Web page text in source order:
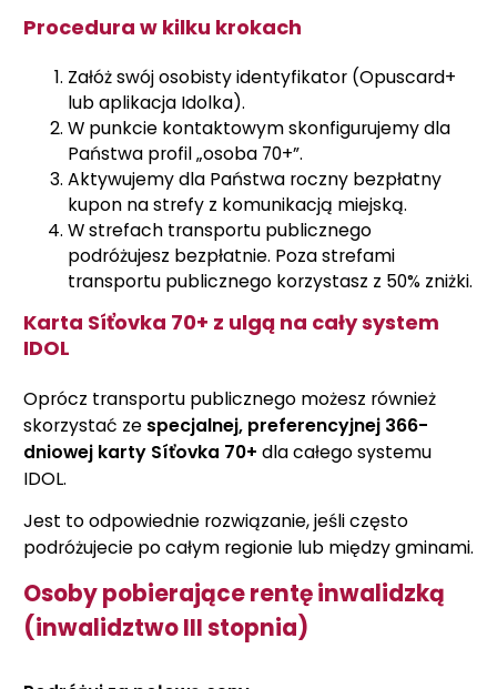
Procedura w kilku krokach
Załóż swój osobisty identyfikator (Opuscard+
lub aplikacja Idolka).
W punkcie kontaktowym skonfigurujemy dla
Państwa profil „osoba 70+”.
Aktywujemy dla Państwa roczny bezpłatny
kupon na strefy z komunikacją miejską.
W strefach transportu publicznego
podróżujesz bezpłatnie. Poza strefami
transportu publicznego korzystasz z 50% zniżki.
Karta Síťovka 70+ z ulgą na cały system
IDOL
Oprócz transportu publicznego możesz również
skorzystać zespecjalnej, preferencyjnej 366-
dniowej karty Síťovka 70+ dla całego systemu
IDOL.
Jest to odpowiednie rozwiązanie, jeśli często
podróżujecie po całym regionie lub między gminami.
Osoby pobierające rentę inwalidzką
(inwalidztwo III stopnia)